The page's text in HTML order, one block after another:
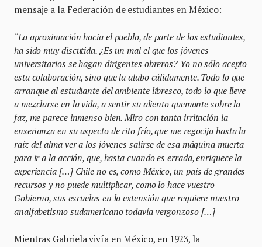
mensaje a la Federación de estudiantes en México:
“La aproximación hacia el pueblo, de parte de los estudiantes,
ha sido muy discutida. ¿Es un mal el que los jóvenes
universitarios se hagan dirigentes obreros? Yo no sólo acepto
esta colaboración, sino que la alabo cálidamente. Todo lo que
arranque al estudiante del ambiente libresco, todo lo que lleve
a mezclarse en la vida, a sentir su aliento quemante sobre la
faz, me parece inmenso bien. Miro con tanta irritación la
enseñanza en su aspecto de rito frío, que me regocija hasta la
raíz del alma ver a los jóvenes salirse de esa máquina muerta
para ir a la acción, que, hasta cuando es errada, enriquece la
experiencia […] Chile no es, como México, un país de grandes
recursos y no puede multiplicar, como lo hace vuestro
Gobierno, sus escuelas en la extensión que requiere nuestro
analfabetismo sudamericano todavía vergonzoso […]
Mientras Gabriela vivía en México, en 1923, la